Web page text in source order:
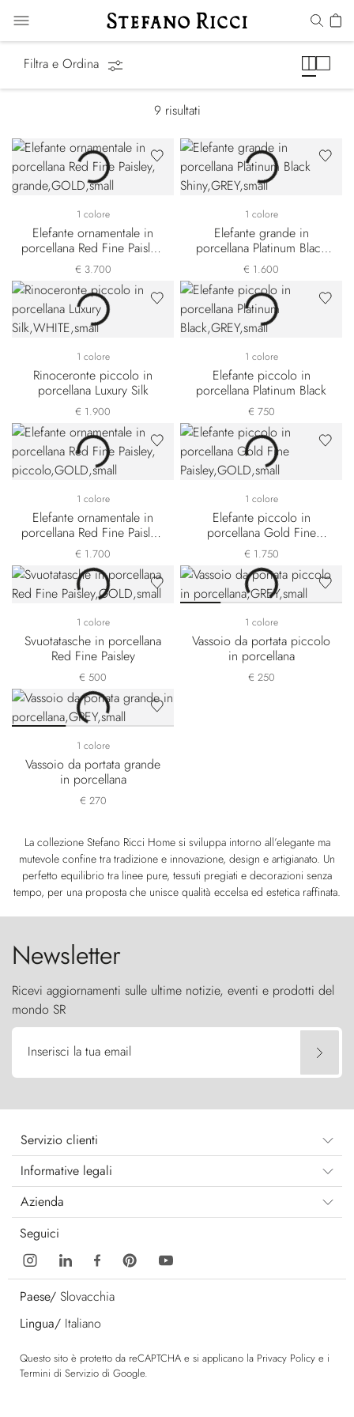
Filtra e Ordina
9 risultati
1 colore
Elefante ornamentale in
porcellana Red Fine Paisley,
grande
€ 3.700
1 colore
Elefante grande in
porcellana Platinum Black
Shiny
€ 1.600
1 colore
Rinoceronte piccolo in
porcellana Luxury Silk
€ 1.900
1 colore
Elefante piccolo in
porcellana Platinum Black
€ 750
1 colore
Elefante ornamentale in
porcellana Red Fine Paisley,
piccolo
€ 1.700
1 colore
Elefante piccolo in
porcellana Gold Fine
Paisley
€ 1.750
1 colore
Svuotatasche in porcellana
Red Fine Paisley
€ 500
1 colore
Vassoio da portata piccolo
in porcellana
€ 250
1 colore
Vassoio da portata grande
in porcellana
€ 270
La collezione Stefano Ricci Home si sviluppa intorno all’elegante ma
mutevole confine tra tradizione e innovazione, design e artigianato. Un
perfetto equilibrio tra linee pure, tessuti pregiati e decorazioni senza
tempo, per una proposta che unisce qualità eccelsa ed estetica raffinata.
Newsletter
Ricevi aggiornamenti sulle ultime notizie, eventi e prodotti del
mondo SR
Inserisci la tua email
Servizio clienti
Informative legali
Azienda
Seguici
Paese/ Slovacchia
Lingua/ Italiano
Questo sito è protetto da reCAPTCHA e si applicano la Privacy Policy e i
Termini di Servizio di Google.